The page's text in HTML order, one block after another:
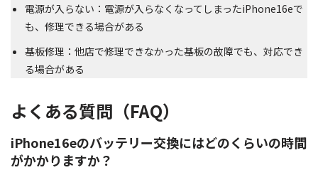
電源が入らない：電源が入らなくなってしまったiPhone16eで
も、修理できる場合がある
基板修理：他店で修理できなかった基板の故障でも、対応でき
る場合がある
よくある質問（FAQ）
iPhone16eのバッテリー交換にはどのくらいの時間
がかかりますか？